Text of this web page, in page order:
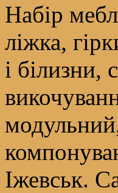
Набір
ліжка,
і білизни,
Іжевськ.